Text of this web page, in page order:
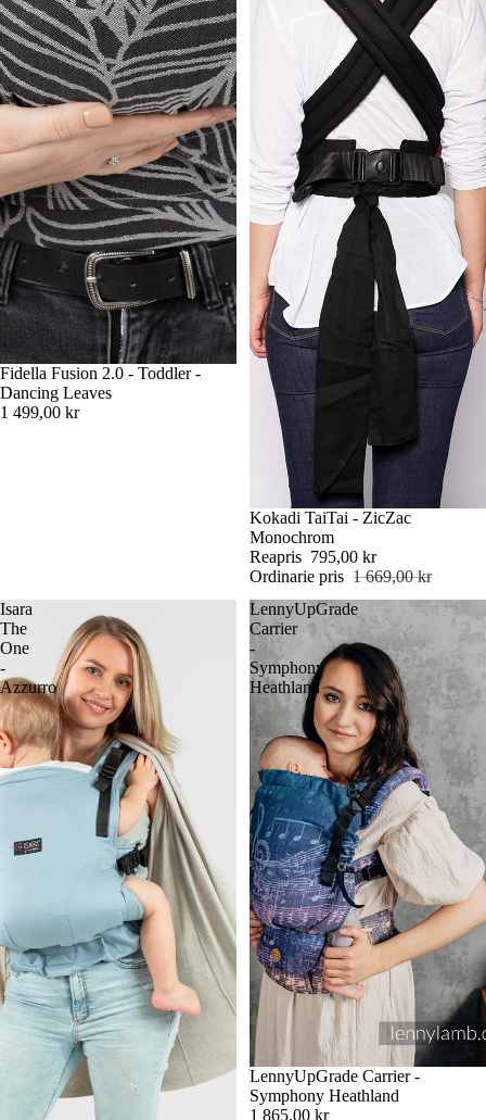
Fidella Fusion 2.0 - Toddler -
Dancing Leaves
1 499,00 kr
Rea
Kokadi TaiTai - ZicZac
Monochrom
Reapris 795,00 kr
Ordinarie pris 1 669,00 kr
Isara
The
One
-
Azzurro
LennyUpGrade
Carrier
-
Symphony
Heathland
LennyUpGrade Carrier -
Symphony Heathland
1 865,00 kr